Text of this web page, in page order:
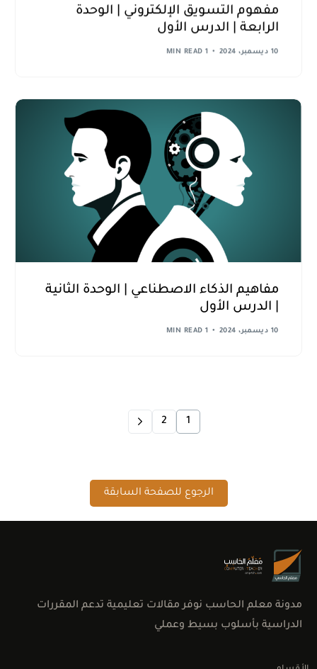
مفهوم التسويق الإلكتروني | الوحدة
الرابعة | الدرس الأول
10 ديسمبر، 2024 1 MIN READ
مفاهيم الذكاء الاصطناعي | الوحدة الثانية
| الدرس الأول
10 ديسمبر، 2024 1 MIN READ
1
2
الرجوع للصفحة السابقة
مدونة معلم الحاسب نوفر مقالات تعليمية تدعم المقررات
الدراسية بأسلوب بسيط وعملي